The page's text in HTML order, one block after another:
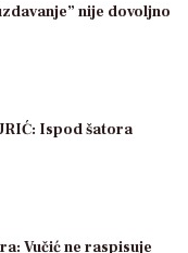
nije dovoljno
Ispod šatora
Vučić ne raspisuje